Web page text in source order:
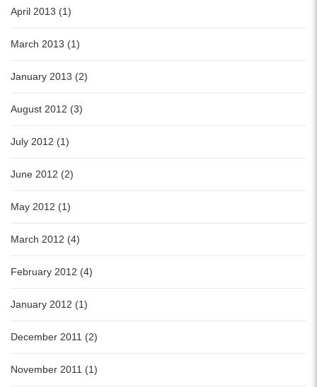
April 2013 (1)
March 2013 (1)
January 2013 (2)
August 2012 (3)
July 2012 (1)
June 2012 (2)
May 2012 (1)
March 2012 (4)
February 2012 (4)
January 2012 (1)
December 2011 (2)
November 2011 (1)